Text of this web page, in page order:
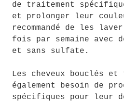
de traitement
et prolonger leur
recommandé de les
fois par semaine avec
et sans sulfate.
Les cheveux bouclés
également besoin de
spécifiques pour leur